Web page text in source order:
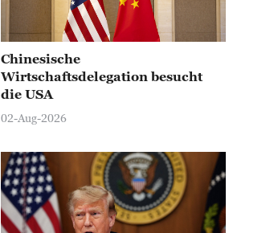
Chinesische
Wirtschaftsdelegation besucht
die USA
02-Aug-2026